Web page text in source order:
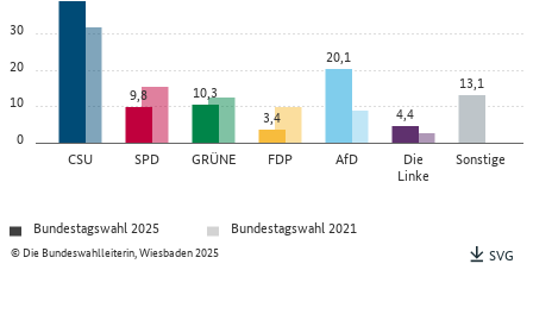
0
10
20
30
CSU SPD GRÜNE FDP AfD Die
Linke
Sonstige
9,8
10,3
3,4
20,1
4,4
13,1
© Die Bundeswahlleiterin, Wiesbaden 2025
Bundestagswahl 2025
Bundestagswahl 2021
SVG